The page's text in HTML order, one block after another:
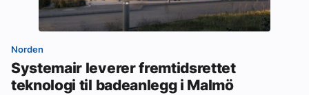
Norden
Systemair leverer fremtidsrettet
teknologi til badeanlegg i Malmö